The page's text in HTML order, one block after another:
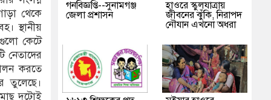
থেকে
স্থানীয়
কেটে
নেতাদের
করতে
তুলেছে।
দুটোই
গনবিজ্ঞপ্তি--সুনামগঞ্জ
জেলা প্রশাসন
হাওরে স্কুলযাত্রায়
জীবনের ঝুঁকি, নিরাপদ
নৌযান এখনো অধরা